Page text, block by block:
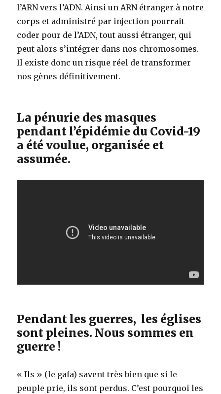
l’ARN vers l’ADN. Ainsi un ARN étranger à notre
corps et administré par injection pourrait
coder pour de l’ADN, tout aussi étranger, qui
peut alors s’intégrer dans nos chromosomes.
Il existe donc un risque réel de transformer
nos gènes définitivement.
La pénurie des masques
pendant l’épidémie du Covid-19
a été voulue, organisée et
assumée.
Pendant les guerres, les églises
sont pleines. Nous sommes en
guerre !
« Ils » (le gafa) savent très bien que si le
peuple prie, ils sont perdus. C’est pourquoi les